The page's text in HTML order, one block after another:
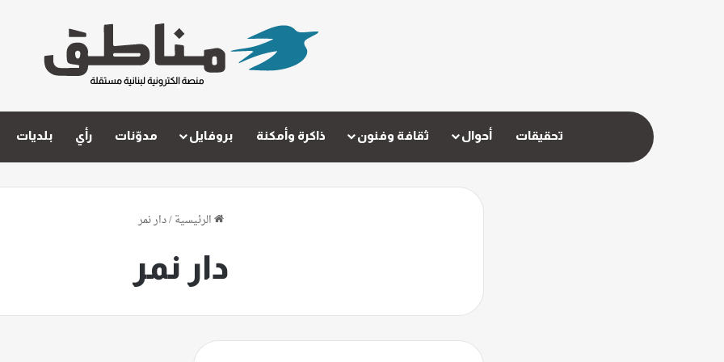
تحقيقات أحوال ثقافة وفنون ذاكرة وأمكنة بروفايل مدوّنات رأي بلديات
الرئيسية/دار نمر
دار نمر